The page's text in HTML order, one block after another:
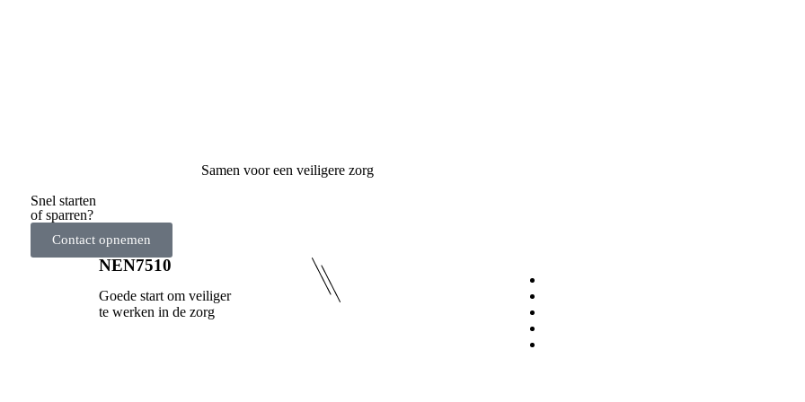
Samen voor een veiligere zorg
Snel starten
of sparren?
Contact opnemen
NEN7510
Goede start om veiliger
te werken in de zorg